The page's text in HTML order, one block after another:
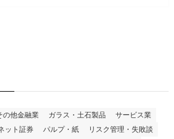
の他金融業 ガラス・土石製品
サービス業
ット証券 パルプ・紙
リスク管理・失敗談